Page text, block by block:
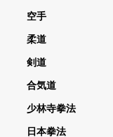
空手
柔道
剣道
合気道
少林寺拳法
日本拳法